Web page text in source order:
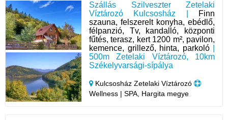
Szállás Szilveszter Zetelaki
Víztározó Kulcsosház |
Finn
szauna, felszerelt konyha, ebédlő,
félpanzió, Tv, kandalló, központi
fűtés, terasz, kert 1200 m², pavilon,
kemence, grillező, hinta, parkoló|
500m Zetelaki Víztározó, 10km
Székelyvarsági-sípálya
Kulcsosház Zetelaki Víztározó
Wellness | SPA, Hargita megye